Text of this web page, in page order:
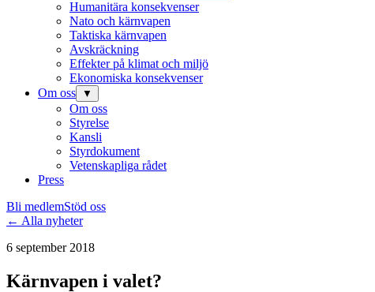
Humanitära konsekvenser
Nato och kärnvapen
Taktiska kärnvapen
Avskräckning
Effekter på klimat och miljö
Ekonomiska konsekvenser
Om oss
▼
Om oss
Styrelse
Kansli
Styrdokument
Vetenskapliga rådet
Press
Bli medlemStöd oss
← Alla nyheter
6 september 2018
Kärnvapen i valet?